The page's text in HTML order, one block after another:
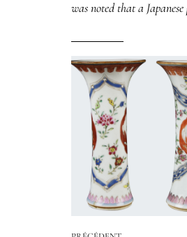
was noted that a